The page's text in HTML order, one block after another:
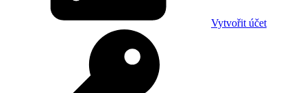
Vytvořit účet